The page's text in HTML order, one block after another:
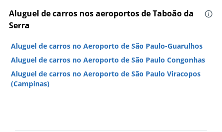
Aluguel de carros nos aeroportos de Taboão da
Serra
Aluguel de carros no Aeroporto de São Paulo-Guarulhos
Aluguel de carros no Aeroporto de São Paulo Congonhas
Aluguel de carros no Aeroporto de São Paulo Viracopos
(Campinas)